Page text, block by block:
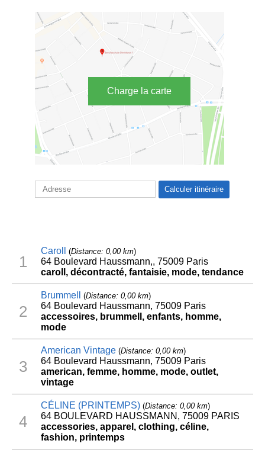
Charge la carte
1
Caroll (Distance: 0,00 km)
64 Boulevard Haussmann,, 75009 Paris
caroll, décontracté, fantaisie, mode, tendance
2
Brummell (Distance: 0,00 km)
64 Boulevard Haussmann, 75009 Paris
accessoires, brummell, enfants, homme,
mode
3
American Vintage(Distance: 0,00 km)
64 Boulevard Haussmann, 75009 Paris
american, femme, homme, mode, outlet,
vintage
4
CÉLINE (PRINTEMPS)(Distance: 0,00 km)
64 BOULEVARD HAUSSMANN, 75009 PARIS
accessories, apparel, clothing, céline,
fashion, printemps